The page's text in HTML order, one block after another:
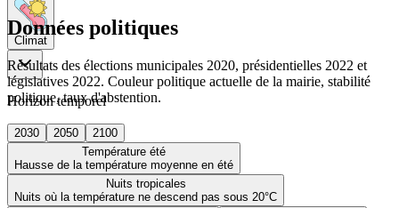
Climat
Horizon temporel
2030 2050
2100
Température été
Hausse de la température moyenne en été
Nuits tropicales
Nuits où la température ne descend pas sous 20°C
Données politiques
Résultats des élections municipales 2020, présidentielles 2022 et
législatives 2022. Couleur politique actuelle de la mairie, stabilité
politique, taux d'abstention.